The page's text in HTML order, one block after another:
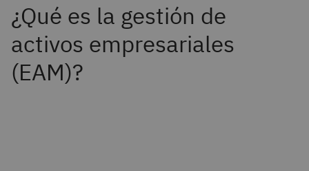
¿Qué es la gestión de
activos empresariales
(EAM)?